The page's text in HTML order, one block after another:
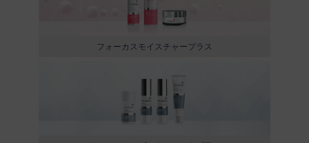
フォーカスモイスチャープラス